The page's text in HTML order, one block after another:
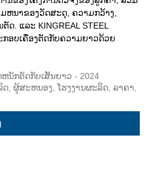
ຫນາຂອງວັດສະດຸ, ຄວາມກວ້າງ,
. ແລະ KINGREAL STEEL
ກອບເຄື່ອງຕັດກັບຄວາມຍາວດ້ວຍ
ຫນັກຕັດກັບເສັ້ນຍາວ - 2024
ດ, ຜູ້ສະຫນອງ, ໂຮງງານຜະລິດ, ລາຄາ,